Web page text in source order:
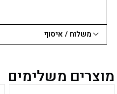
משלוח / איסוף
מוצרים משלימים